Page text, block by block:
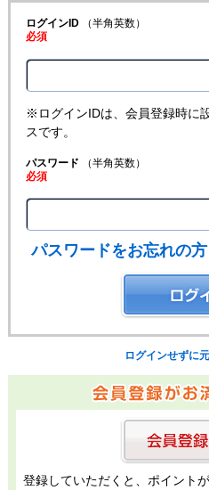
ログインID（半角英数）
必須
※ログインIDは、会員登録時に
スです。
パスワード （半角英数）
必須
パスワードをお忘れの方
ログインせずに
登録していただくと、ポイント